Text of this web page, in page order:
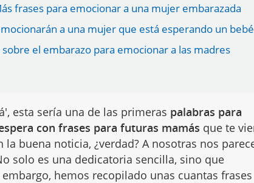
frases para emocionar a una mujer embarazada
a una mujer que está esperando un bebé
el embarazo para emocionar a las madres
esta sería una de las primeras palabras para
con frases para futuras mamás que te
buena noticia, ¿verdad? A nosotras nos
solo es una dedicatoria sencilla, sino que
hemos recopilado unas cuantas frases